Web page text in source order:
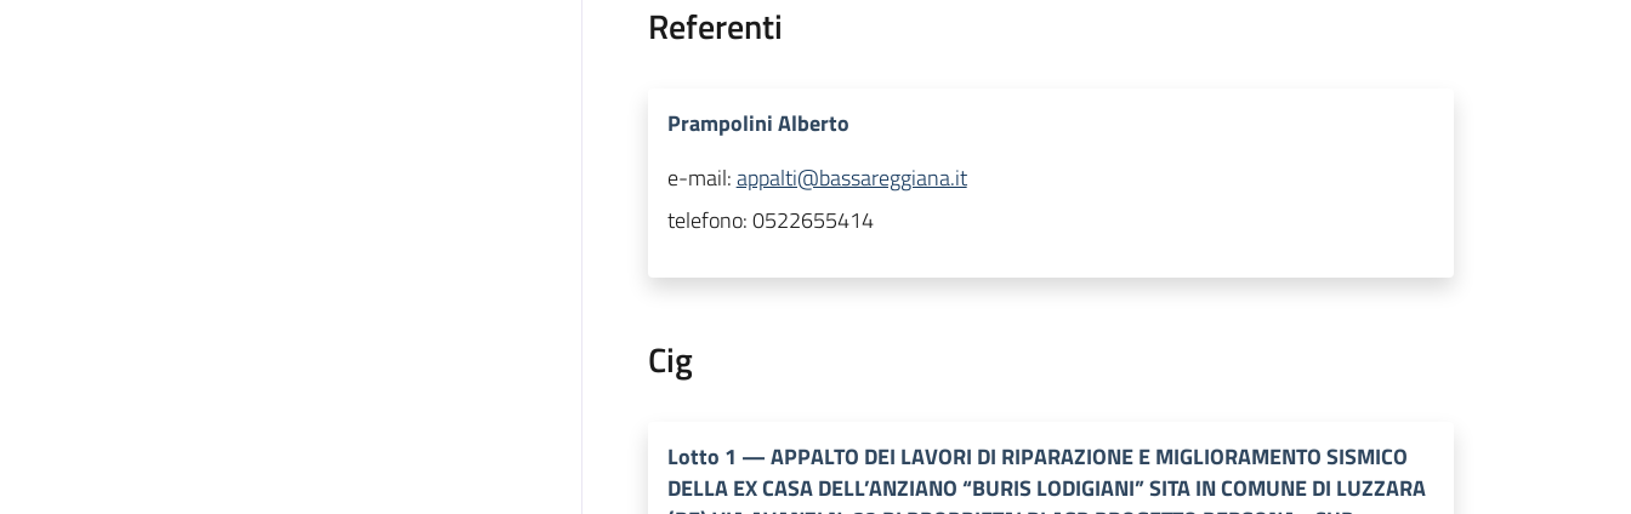
Referenti
Prampolini Alberto
e-mail:appalti@bassareggiana.it
telefono:0522655414
Cig
Lotto 1 —APPALTO DEI LAVORI DI RIPARAZIONE E MIGLIORAMENTO SISMICO
DELLA EX CASA DELL’ANZIANO “BURIS LODIGIANI” SITA IN COMUNE DI LUZZARA